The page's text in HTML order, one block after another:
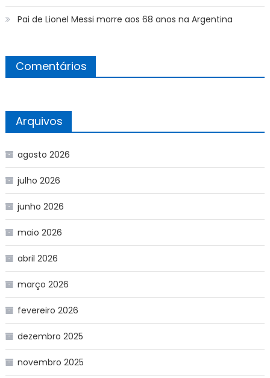
Pai de Lionel Messi morre aos 68 anos na Argentina
Comentários
Arquivos
agosto 2026
julho 2026
junho 2026
maio 2026
abril 2026
março 2026
fevereiro 2026
dezembro 2025
novembro 2025